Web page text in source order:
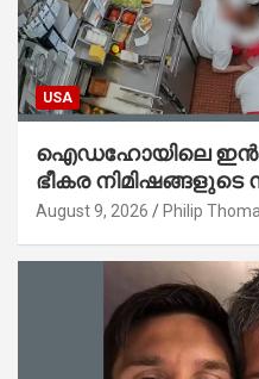
USA
ഐഡഹോയിലെ ഇൻ-
ഭീകര
പുറത്ത്;
August 9, 2026 Philip